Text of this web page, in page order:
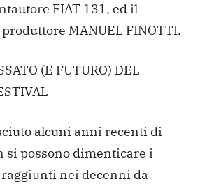
FIAT 131, ed il
MANUEL FINOTTI.
(E FUTURO) DEL
alcuni anni recenti di
si possono dimenticare i
nei decenni da